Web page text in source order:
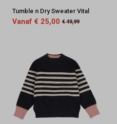
Tumble n Dry Sweater Vital
Vanaf € 25,00 € 49,99